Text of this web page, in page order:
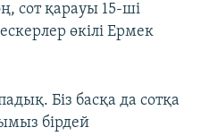
сот қарауы 15-ші
өкілі Ермек
Біз басқа да сотқа
бірдей